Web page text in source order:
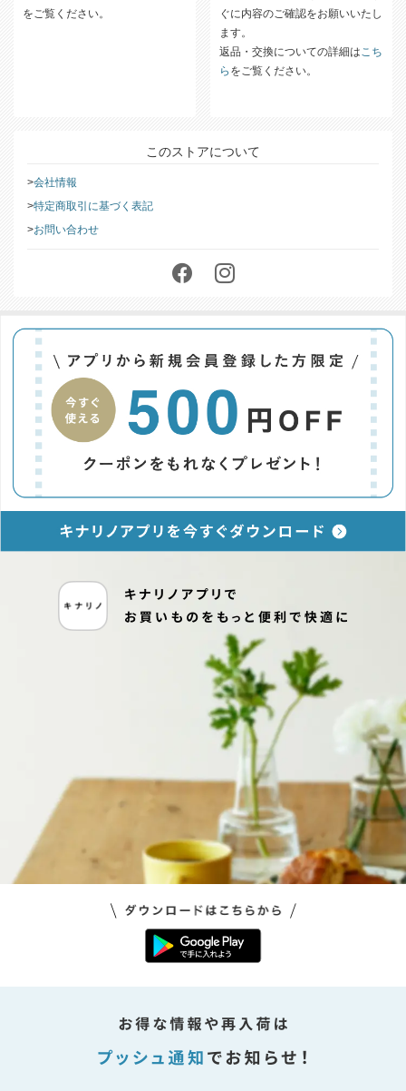
をご覧ください。
ぐに内容のご確認をお願いいたし
ます。
返品・交換についての詳細はこち
ら をご覧ください。
このストアについて
会社情報
特定商取引に基づく表記
お問い合わせ